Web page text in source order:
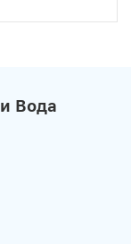
Вода